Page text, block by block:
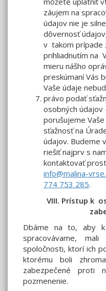
záujem na
údajov nie je
dôvernosť
v takom prípade
prihliadnutím na
mieru nášho
preskúmaní Vás
Vaše údaje
právo podať
osobných údajov
porušujeme
sťažnosť na
údajov. Budeme
riešiť najprv s
kontaktovať
info@malina-
774 753 285.
VIII. Prístup k
Dbáme na to, aby
spracovávame,
spoločnosti, ktorí ich
ktorému boli
zabezpečené proti
pozmenenie.